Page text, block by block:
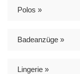
Polos »
Badeanzüge »
Lingerie »